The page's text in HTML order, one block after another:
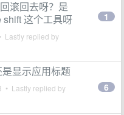
滚回去呀？是
这个工具呀
• Lastly replied by
1
显示应用标题
• Lastly replied by 6